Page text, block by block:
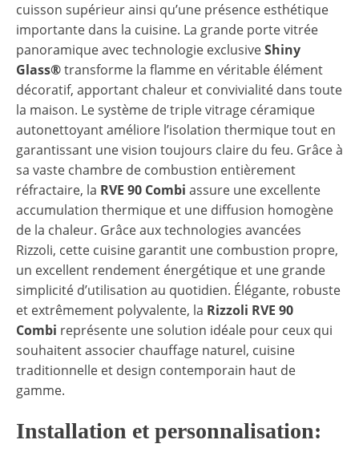
cuisson supérieur ainsi qu’une présence esthétique
importante dans la cuisine. La grande porte vitrée
panoramique avec technologie exclusiveShiny
Glass®transforme la flamme en véritable élément
décoratif, apportant chaleur et convivialité dans toute
la maison. Le système de triple vitrage céramique
autonettoyant améliore l’isolation thermique tout en
garantissant une vision toujours claire du feu. Grâce à
sa vaste chambre de combustion entièrement
réfractaire, la RVE 90 Combi assure une excellente
accumulation thermique et une diffusion homogène
de la chaleur. Grâce aux technologies avancées
Rizzoli, cette cuisine garantit une combustion propre,
un excellent rendement énergétique et une grande
simplicité d’utilisation au quotidien. Élégante, robuste
et extrêmement polyvalente, la Rizzoli RVE 90
Combi représente une solution idéale pour ceux qui
souhaitent associer chauffage naturel, cuisine
traditionnelle et design contemporain haut de
gamme.
Installation et personnalisation: